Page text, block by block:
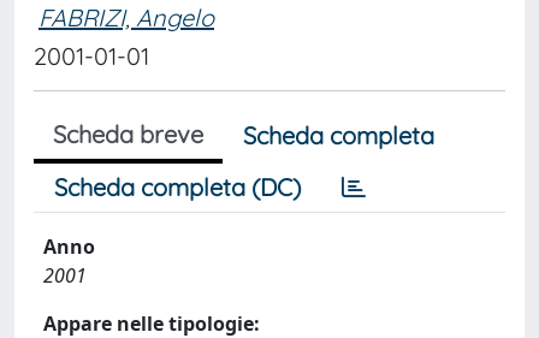
FABRIZI, Angelo
2001-01-01
Scheda breve
Scheda completa
Scheda completa (DC)
Anno
2001
Appare nelle tipologie: